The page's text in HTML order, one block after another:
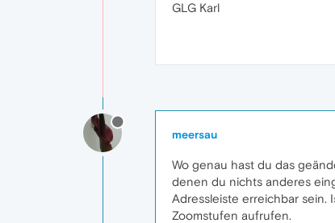
GLG Karl
meersau
Wo genau hast du das
denen du nichts anderes
Adressleiste erreichbar sein.
Zoomstufen aufrufen.